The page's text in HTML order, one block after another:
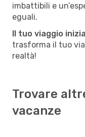
imbattibili e
eguali.
Il tuo viaggio
trasforma il tuo
realtà!
Trovare
vacanze